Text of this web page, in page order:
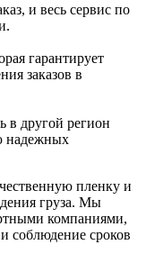
и весь сервис по
гарантирует
заказов в
в другой регион
надежных
пленку и
груза. Мы
компаниями,
соблюдение сроков